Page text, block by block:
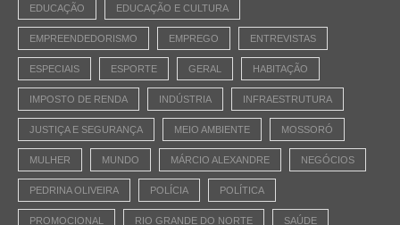
EDUCAÇÃO EDUCAÇÃO E CULTURA
EMPREENDEDORISMO EMPREGO ENTREVISTAS
ESPECIAIS ESPORTE GERAL HABITAÇÃO
IMPOSTO DE RENDA INDÚSTRIA INFRAESTRUTURA
JUSTIÇA E SEGURANÇA MEIO AMBIENTE MOSSORÓ
MULHER MUNDO MÁRCIO ALEXANDRE NEGÓCIOS
PEDRINA OLIVEIRA POLÍCIA POLÍTICA
PROMOCIONAL RIO GRANDE DO NORTE SAÚDE